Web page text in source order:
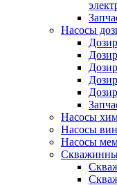
Насосы
Насосы
Насосы
Насосы